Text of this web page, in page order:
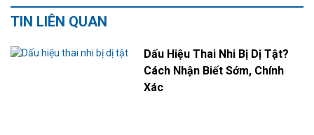
TIN LIÊN QUAN
Dấu Hiệu Thai Nhi Bị Dị Tật?
Cách Nhận Biết Sớm, Chính
Xác